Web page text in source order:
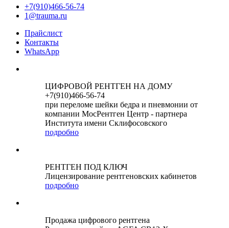
+7(910)466-56-74
1@trauma.ru
Прайслист
Контакты
WhatsApp
ЦИФРОВОЙ РЕНТГЕН НА ДОМУ
+7(910)466-56-74
при переломе шейки бедра и пневмонии от
компании МосРентген Центр - партнера
Института имени Склифосовского
подробно
РЕНТГЕН ПОД КЛЮЧ
Лицензирование рентгеновских кабинетов
подробно
Продажа цифрового рентгена